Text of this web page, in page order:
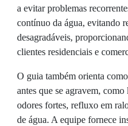
a evitar problemas
contínuo da água, evitando
desagradáveis,
clientes residenciais e
O guia também orienta
antes que se agravem,
odores fortes, refluxo em
de água. A equipe fornece